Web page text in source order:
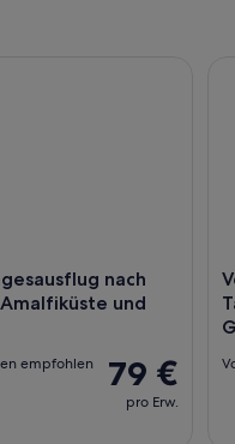
nach
und
79 €
pro Erw.
empfohlen